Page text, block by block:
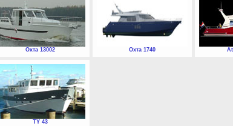
Охта 13002 Охта 1740
TY 43